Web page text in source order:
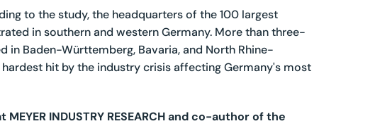
to the study, the headquarters of the 100 largest
in southern and western Germany. More than three-
in Baden-Württemberg, Bavaria, and North Rhine-
hit by the industry crisis affecting Germany's most
INDUSTRY RESEARCH and co-author of the